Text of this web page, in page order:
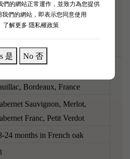
們的網站正常運作，並致力為您提供
們的網站，即表示您同意使用
了解更多 隱私權政策
是 No 否
火烤肉眼扒或者中式柱侯炆牛
美釋放！
Bordeaux, France
Sauvignon, Merlot,
Franc, Petit Verdot
24 months in French oak